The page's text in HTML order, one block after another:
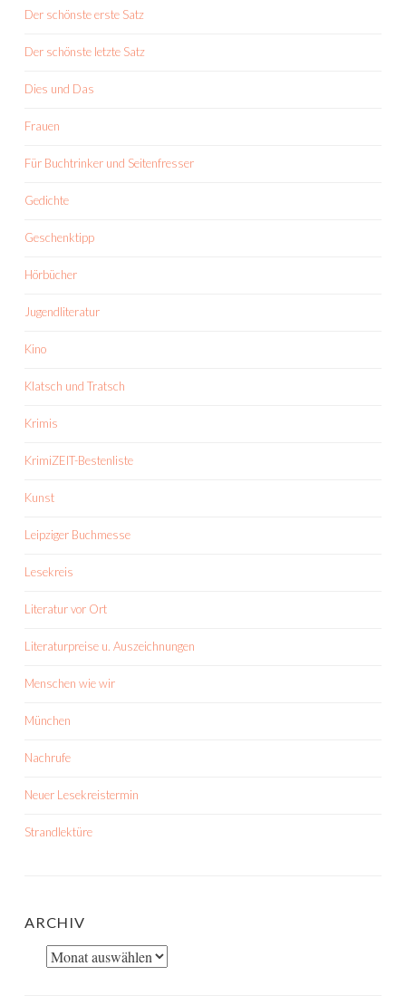
Der schönste erste Satz
Der schönste letzte Satz
Dies und Das
Frauen
Für Buchtrinker und Seitenfresser
Gedichte
Geschenktipp
Hörbücher
Jugendliteratur
Kino
Klatsch und Tratsch
Krimis
KrimiZEIT-Bestenliste
Kunst
Leipziger Buchmesse
Lesekreis
Literatur vor Ort
Literaturpreise u. Auszeichnungen
Menschen wie wir
München
Nachrufe
Neuer Lesekreistermin
Strandlektüre
ARCHIV
Archiv